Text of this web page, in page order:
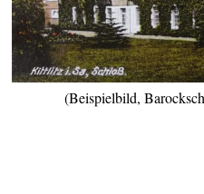
(Beispielbild,